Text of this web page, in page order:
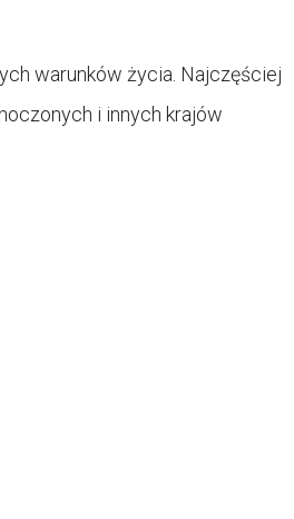
warunków życia. Najczęściej
i innych krajów